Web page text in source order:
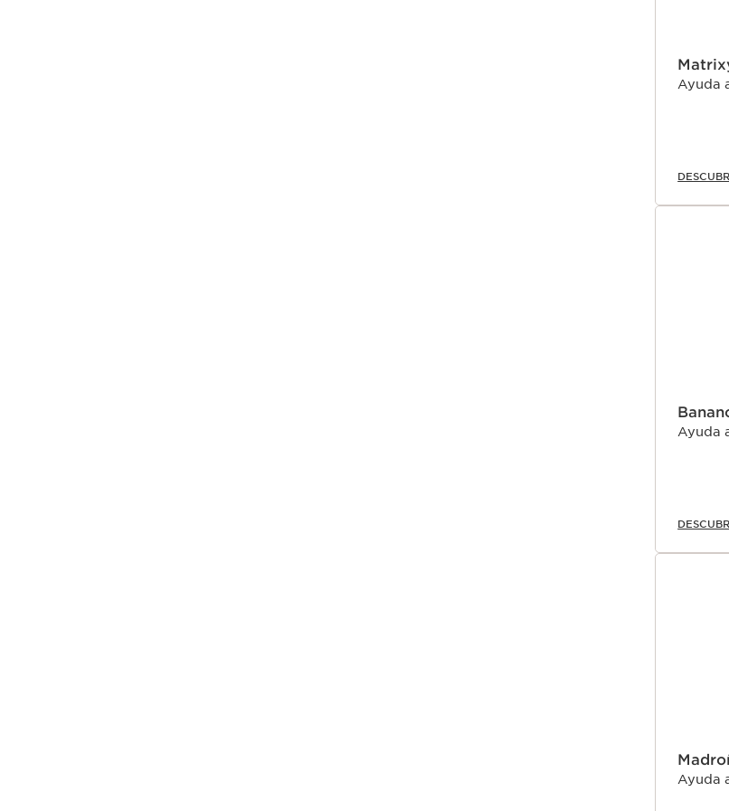
Ayuda
Ayuda
Ayuda